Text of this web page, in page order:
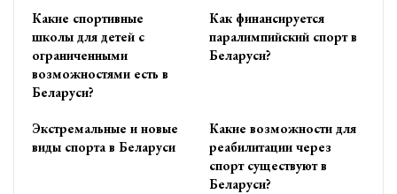
Какие спортивные
школы для детей с
ограниченными
возможностями есть в
Беларуси?
Как финансируется
паралимпийский спорт в
Беларуси?
Экстремальные и новые
виды спорта в Беларуси
Какие возможности для
реабилитации через
спорт существуют в
Беларуси?